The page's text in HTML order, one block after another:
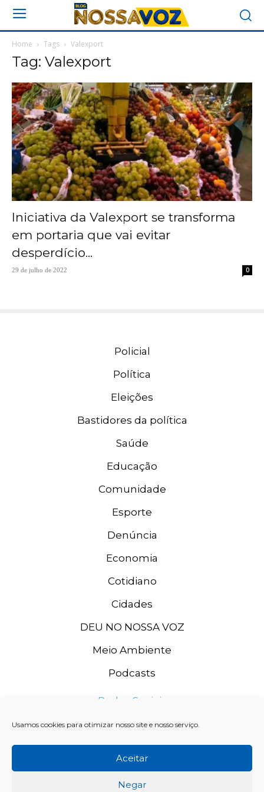
Usamos cookies para otimizar nosso site e nosso serviço.
Aceitar
Negar
Home Tags Valexport
Tag: Valexport
Iniciativa da Valexport se transforma
em portaria que vai evitar
desperdício...
29 de julho de 2022 0
Policial
Política
Eleições
Bastidores da política
Saúde
Educação
Comunidade
Esporte
Denúncia
Economia
Cotidiano
Cidades
DEU NO NOSSA VOZ
Meio Ambiente
Podcasts
Redes Sociais